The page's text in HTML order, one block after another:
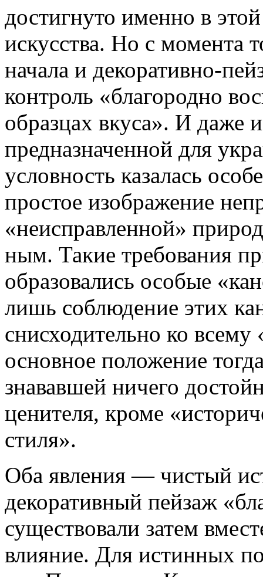
достигнуто именно в
искусства. Но с момента
начала и декоративно-
контроль «благородно
образцах вкуса». И даже
предназначенной для
условность казалась
простое изображение
«неисправленной»
ным. Такие требования
образовались особые
лишь соблюдение этих
снисходительно ко
основное положение
знававшей ничего
ценителя, кроме
стиля».
Оба явления — чистый
декоративный пей­заж
существовали затем
влияние. Для истинных